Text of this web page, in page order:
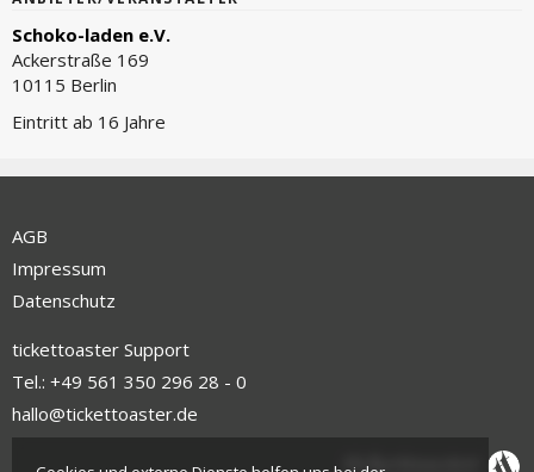
Schoko-laden e.V.
Ackerstraße 169
10115 Berlin
Eintritt ab 16 Jahre
AGB
Impressum
Datenschutz
tickettoaster Support
Tel.: +49 561 350 296 28 - 0
hallo@tickettoaster.de